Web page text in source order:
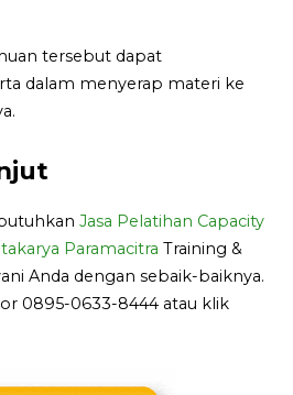
tersebut dapat
dalam menyerap materi ke
Jasa Pelatihan Capacity
Paramacitra Training &
Anda dengan sebaik-baiknya.
0895-0633-8444 atau klik